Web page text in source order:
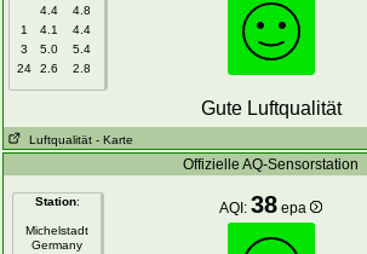
4.4
4.8
1
4.1
4.4
3
5.0
5.4
24
2.6 2.8
Gute Luftqualität
Luftqualität - Karte
Offizielle AQ-Sensorstation
Station:
Michelstadt
Germany
AQI:38 epa